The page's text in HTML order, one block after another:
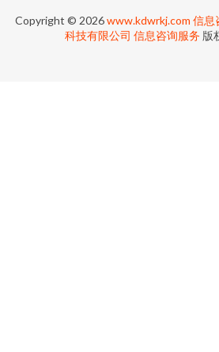
Copyright © 2026www.kdwrkj.com 信息
科技有限公司 信息咨询服务 版